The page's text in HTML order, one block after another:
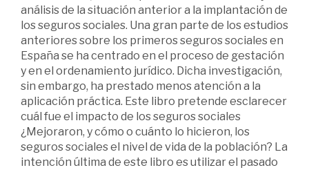
análisis de la situación anterior a la implantación de
los seguros sociales. Una gran parte de los estudios
anteriores sobre los primeros seguros sociales en
España se ha centrado en el proceso de gestación
y en el ordenamiento jurídico. Dicha investigación,
sin embargo, ha prestado menos atención a la
aplicación práctica. Este libro pretende esclarecer
cuál fue el impacto de los seguros sociales
¿Mejoraron, y cómo o cuánto lo hicieron, los
seguros sociales el nivel de vida de la población? La
intención última de este libro es utilizar el pasado